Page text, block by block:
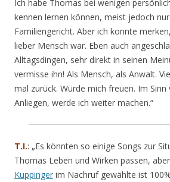
Ich habe Thomas bei wenigen
kennen lernen können, meist jedoch
Familiengericht. Aber ich konnte
lieber Mensch war. Eben auch
Alltagsdingen, sehr direkt in seinen
vermisse ihn! Als Mensch, als Anwalt.
mal zurück. Würde mich freuen. Im
Anliegen, werde ich weiter machen.“
T.I.: „Es könnten so einige Songs zur
Thomas Leben und Wirken passen,
Kuppinger im Nachruf gewählte ist